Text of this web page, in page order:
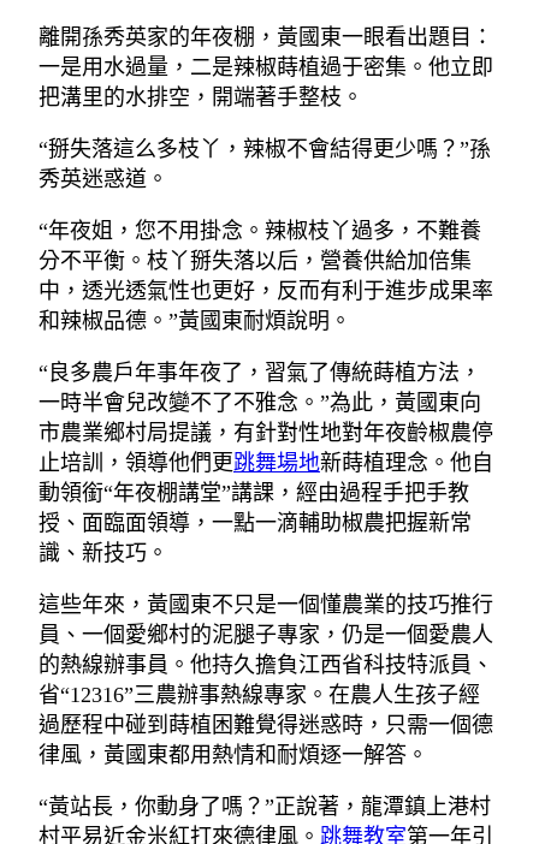
離開孫秀英家的年夜棚，黃國東一眼看出題目：
一是用水過量，二是辣椒蒔植過于密集。他立即
把溝里的水排空，開端著手整枝。
“掰失落這么多枝丫，辣椒不會結得更少嗎？”孫
秀英迷惑道。
“年夜姐，您不用掛念。辣椒枝丫過多，不難養
分不平衡。枝丫掰失落以后，營養供給加倍集
中，透光透氣性也更好，反而有利于進步成果率
和辣椒品德。”黃國東耐煩說明。
“良多農戶年事年夜了，習氣了傳統蒔植方法，
一時半會兒改變不了不雅念。”為此，黃國東向
市農業鄉村局提議，有針對性地對年夜齡椒農停
止培訓，領導他們更跳舞場地新蒔植理念。他自
動領銜“年夜棚講堂”講課，經由過程手把手教
授、面臨面領導，一點一滴輔助椒農把握新常
識、新技巧。
這些年來，黃國東不只是一個懂農業的技巧推行
員、一個愛鄉村的泥腿子專家，仍是一個愛農人
的熱線辦事員。他持久擔負江西省科技特派員、
省“12316”三農辦事熱線專家。在農人生孩子經
過歷程中碰到蒔植困難覺得迷惑時，只需一個德
律風，黃國東都用熱情和耐煩逐一解答。
“黃站長，你動身了嗎？”正說著，龍潭鎮上港村
村平易近金米紅打來德律風。 跳舞教室第一年引